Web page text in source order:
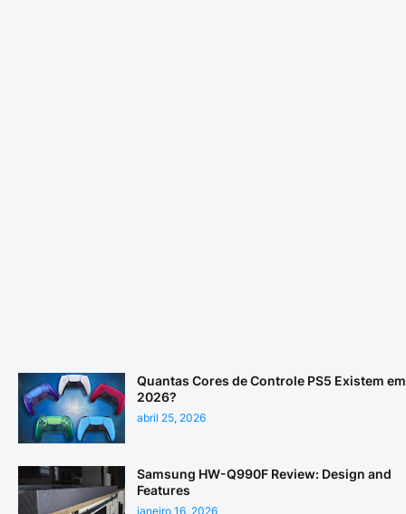
Quantas Cores de Controle PS5 Existem em
2026?
abril 25, 2026
Samsung HW-Q990F Review: Design and
Features
janeiro 16, 2026